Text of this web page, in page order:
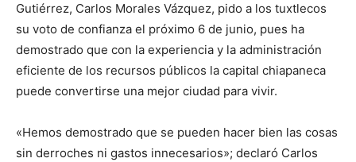
Gutiérrez, Carlos Morales Vázquez, pido a los tuxtlecos
su voto de confianza el próximo 6 de junio, pues ha
demostrado que con la experiencia y la administración
eficiente de los recursos públicos la capital chiapaneca
puede convertirse una mejor ciudad para vivir.
«Hemos demostrado que se pueden hacer bien las cosas
sin derroches ni gastos innecesarios»; declaró Carlos